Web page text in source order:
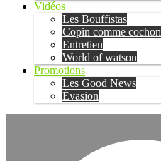
Vidéos
Les Bouffistas
Copin comme cochon
Entretien
World of watson
Promotions
Les Good News
Évasion